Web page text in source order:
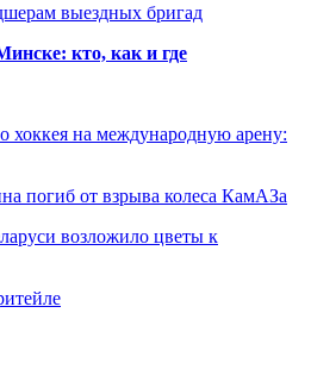
выездных бригад
кто, как и где
хоккея на международную арену:
погиб от взрыва колеса КамАЗа
возложило цветы к